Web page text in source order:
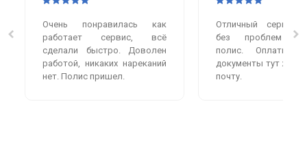
Очень понравилась как
работает сервис, всё
сделали быстро. Доволен
работой, никаких нареканий
нет. Полис пришел.
Отличный сервис.
без проблем
полис.
документы тут же
почту.